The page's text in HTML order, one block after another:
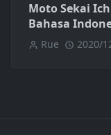
Moto Sekai
Bahasa
Rue 2020/